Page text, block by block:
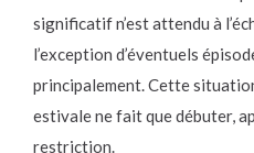
significatif n’est attendu à
l’exception d’éventuels
principalement. Cette
estivale ne fait que débuter,
restriction.